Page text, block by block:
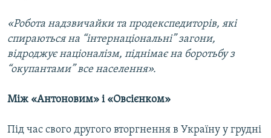
«Робота надзвичайки та продекспедиторів, які
спираються на “інтернаціональні” загони,
відроджує націоналізм, піднімає на боротьбу з
“окупантами” все населення».
Між «Антоновим» і «Овсієнком»
Під час свого другого вторгнення в Україну у грудні